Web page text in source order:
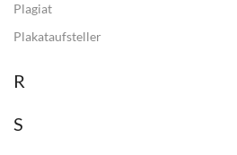
Plagiat
Plakataufsteller
R
S